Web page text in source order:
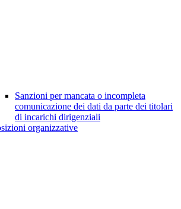
Sanzioni per mancata o incompleta
comunicazione dei dati da parte dei titolari
di incarichi dirigenziali
organizzative